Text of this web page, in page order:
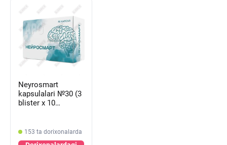
Neyrosmart
kapsulalari №30 (3
blister х 10
153 ta dorixonalarda